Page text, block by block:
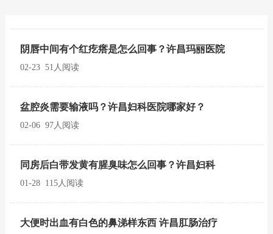
阴唇中间有个红疙瘩是怎么回事？许昌玛丽医院
02-23 51人阅读
盆腔炎需要输液吗？许昌妇科医院哪家好？
02-06 97人阅读
同房后白带发黄有腥臭味怎么回事？许昌妇科
01-28 115人阅读
大便时出血有白色的鼻涕样东西 许昌肛肠治疗